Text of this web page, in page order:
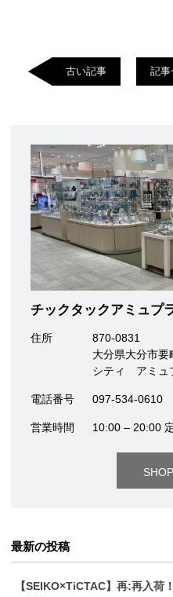
古い記事 記事
チックタックアミュプ
住所
870-0831
大分県大分市要
シティ アミ
電話番号 097-534-0610
営業時間 10:00 – 20:00
最新の投稿
【SEIKO×TiCTAC】再:再入荷